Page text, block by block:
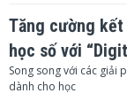
Tăng cường
học số với
Song song với các giải
dành cho học